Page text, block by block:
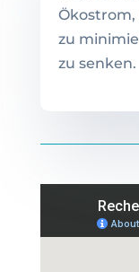
zu
zu senken.